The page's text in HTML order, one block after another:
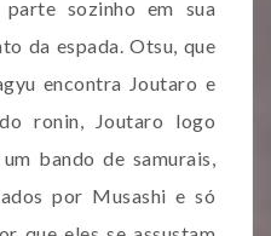
sozinho em sua
da espada. Otsu, que
encontra Joutaro e
ronin, Joutaro logo
bando de samurais,
por Musashi e só